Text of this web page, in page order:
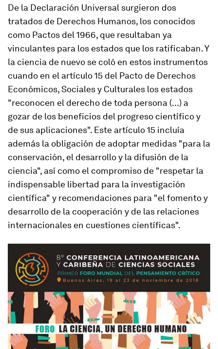
De la Declaración Universal surgieron dos
tratados de Derechos Humanos, los conocidos
como Pactos del 1966, que resultaban ya
vinculantes para los estados que los ratificaban. Y
la ciencia de nuevo se coló en estos instrumentos
cuando en el artículo 15 del Pacto de Derechos
Económicos, Sociales y Culturales los estados
"reconocen el derecho de toda persona (...) a
gozar de los beneficios del progreso científico y
de sus aplicaciones". Este artículo 15 incluía
además la obligación de adoptar medidas "para la
conservación, el desarrollo y la difusión de la
ciencia", así como el compromiso de "respetar la
indispensable libertad para la investigación
científica" y recomendaciones para "el fomento y
desarrollo de la cooperación y de las relaciones
internacionales en cuestiones científicas".